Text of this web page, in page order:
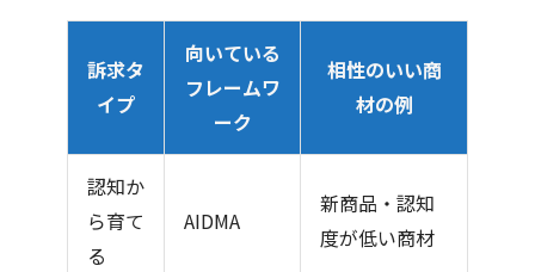
訴求タ
イプ
向いている
フレームワ
ーク
相性のいい商
材の例
認知か
ら育て
る
AIDMA
新商品・認知
度が低い商材